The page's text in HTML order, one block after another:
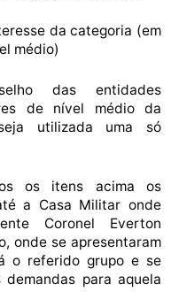
da categoria (em
médio)
das entidades
de nível médio da
utilizada uma só
os itens acima os
a Casa Militar onde
Coronel Everton
onde se apresentaram
o referido grupo e se
para aquela